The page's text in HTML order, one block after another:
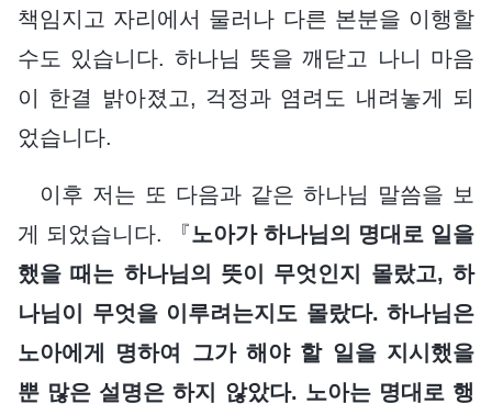
책임지고 자리에서 물러나 다른 본분을 이행할
수도 있습니다. 하나님 뜻을 깨닫고 나니 마음
이 한결 밝아졌고, 걱정과 염려도 내려놓게 되
었습니다.
이후 저는 또 다음과 같은 하나님 말씀을 보
게 되었습니다. 『노아가 하나님의 명대로 일을
했을 때는 하나님의 뜻이 무엇인지 몰랐고, 하
나님이 무엇을 이루려는지도 몰랐다. 하나님은
노아에게 명하여 그가 해야 할 일을 지시했을
뿐 많은 설명은 하지 않았다. 노아는 명대로 행